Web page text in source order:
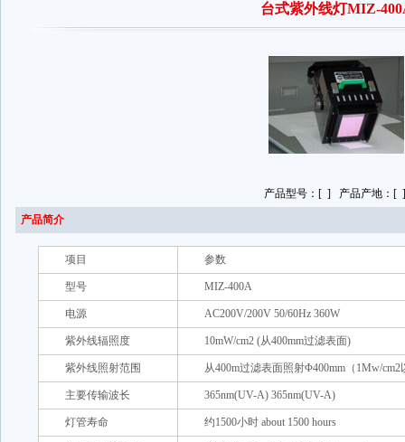
台式紫外线灯MIZ-
产品型号：[ ] 产品产地：[
产品简介
项目 参数
型号 MIZ-400A
电源 AC200V/200V 50/60Hz 360W
紫外线辐照度 10mW/cm2 (从400mm过滤表面)
紫外线照射范围 从400m过滤表面照射Φ400mm（1Mw/cm2
主要传输波长 365nm(UV-A) 365nm(UV-A)
灯管寿命 约1500小时 about 1500 hours